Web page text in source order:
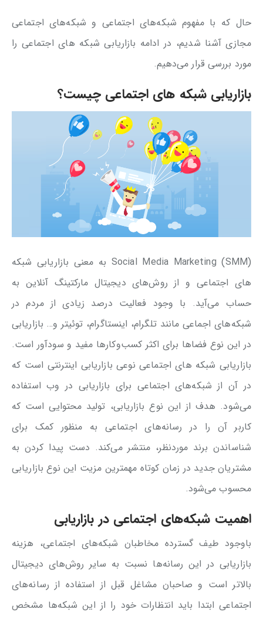
حال که با مفهوم شبکه‌های اجتماعی و شبکه‌های اجتماعی
مجازی آشنا شدیم، در ادامه بازاریابی شبکه های اجتماعی را
مورد بررسی قرار می‌دهیم.
بازاریابی شبکه های اجتماعی چیست؟
(Social Media Marketing (SMM به معنی بازاریابی شبکه
های اجتماعی و از روش‌های دیجیتال مارکتینگ آنلاین به
حساب می‌آید. با وجود فعالیت درصد زیادی از مردم در
شبکه‌های اجماعی مانند تلگرام، اینستاگرام، توئیتر و… بازاریابی
در این نوع فضاها برای اکثر کسب‌وکارها مفید و سودآور است.
بازاریابی شبکه های اجتماعی نوعی بازاریابی اینترنتی است که
در آن از شبکه‌های اجتماعی برای بازاریابی در وب استفاده
می‌شود. هدف از این نوع بازاریابی، تولید محتوایی است که
کاربر آن را در رسانه‌های اجتماعی به منظور کمک برای
شناساندن برند موردنظر، منتشر می‌کند. دست پیدا کردن به
مشتریان جدید در زمان کوتاه مهمترین مزیت این نوع بازاریابی
محسوب می‌شود.
اهمیت شبکه‌های اجتماعی در بازاریابی
با‌وجود طیف گسترده مخاطبان شبکه‌های اجتماعی، هزینه
بازاریابی در این رسانه‌ها نسبت به سایر روش‌های دیجیتال
بالاتر است و صاحبان مشاغل قبل از استفاده از رسانه‌های
اجتماعی ابتدا باید انتظارات خود را از این شبکه‌ها مشخص